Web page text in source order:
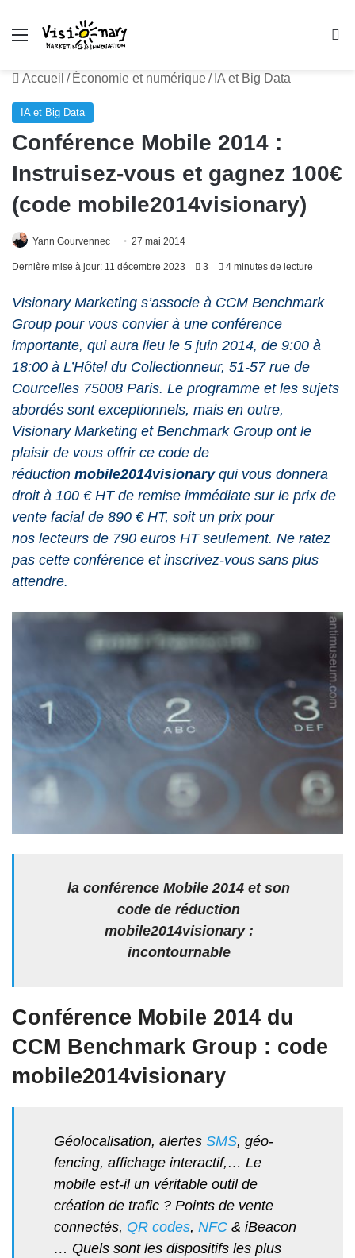
Menu
Accueil / Économie et numérique/ IA et Big Data
IA et Big Data
Conférence Mobile 2014 :
Instruisez-vous et gagnez 100€
(code mobile2014visionary)
Yann Gourvennec 27 mai 2014
Dernière mise à jour: 11 décembre 2023 3 4 minutes de lecture
Visionary Marketing s’associe à CCM Benchmark
Group pour vous convier à une conférence
importante, qui aura lieu le 5 juin 2014, de 9:00 à
18:00 à L’Hôtel du Collectionneur, 51-57 rue de
Courcelles 75008 Paris. Le programme et les sujets
abordés sont exceptionnels, mais en outre,
Visionary Marketing et Benchmark Group ont le
plaisir de vous offrir ce code de
réduction mobile2014visionary qui vous donnera
droit à 100 € HT de remise immédiate sur le prix de
vente facial de 890 € HT, soit un prix pour
nos lecteurs de 790 euros HT seulement. Ne ratez
pas cette conférence et inscrivez-vous sans plus
attendre.
la conférence Mobile 2014 et son
code de réduction
mobile2014visionary :
incontournable
Conférence Mobile 2014 du
CCM Benchmark Group : code
mobile2014visionary
Géolocalisation, alertes SMS, géo-
fencing, affichage interactif,… Le
mobile est-il un véritable outil de
création de trafic ? Points de vente
connectés, QR codes, NFC & iBeacon
… Quels sont les dispositifs les plus